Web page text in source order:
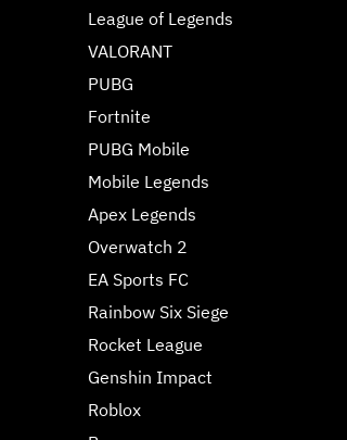
League of Legends
VALORANT
PUBG
Fortnite
PUBG Mobile
Mobile Legends
Apex Legends
Overwatch 2
EA Sports FC
Rainbow Six Siege
Rocket League
Genshin Impact
Roblox